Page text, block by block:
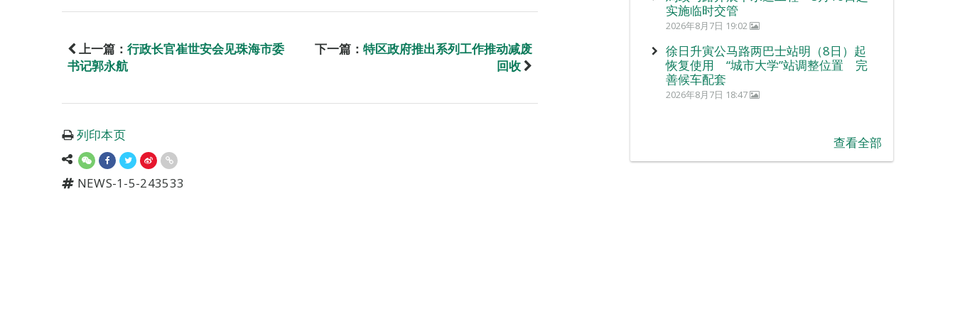
上一篇： 行政长官崔世安会见珠海市委
书记郭永航
下一篇： 特区政府推出系列工作推动减废
回收
列印本页
NEWS-1-5-243533
实施临时交管
2026年8月7日 19:02
徐日升寅公马路两巴士站明（8日）起
恢复使用 “城市大学”站调整位置 完
善候车配套
2026年8月7日 18:47
查看全部